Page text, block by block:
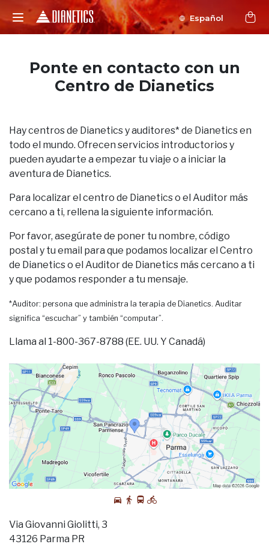
Español
Ponte en contacto con un
Centro de Dianetics
Hay centros de Dianetics y auditores* de Dianetics en
todo el mundo. Ofrecen servicios introductorios y
pueden ayudarte a empezar tu viaje o a iniciar la
aventura de Dianetics.
Para localizar el centro de Dianetics o el Auditor más
cercano a ti, rellena la siguiente información.
Por favor, asegúrate de poner tu nombre, código
postal y tu email para que podamos localizar el Centro
de Dianetics o el Auditor de Dianetics más cercano a ti
y que podamos responder a tu mensaje.
*Auditor: persona que administra la terapia de Dianetics. Auditar
significa “escuchar” y también “computar”.
Llama al 1-800-367-8788 (EE. UU. Y Canadá)
Via Giovanni Giolitti, 3
43126 Parma PR